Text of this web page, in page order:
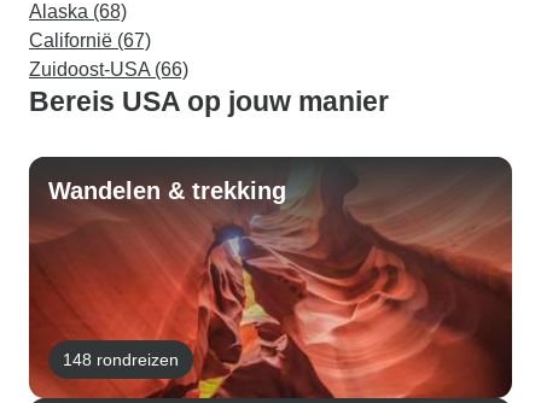
Alaska (68)
Californië (67)
Zuidoost-USA (66)
Bereis USA op jouw manier
Wandelen & trekking
148 rondreizen